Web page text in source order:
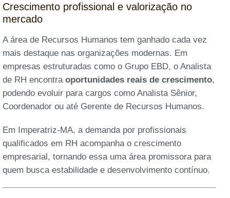
Crescimento profissional e valorização no
mercado
A área de Recursos Humanos tem ganhado cada vez
mais destaque nas organizações modernas. Em
empresas estruturadas como o Grupo EBD, o Analista
de RH encontra oportunidades reais de crescimento,
podendo evoluir para cargos como Analista Sênior,
Coordenador ou até Gerente de Recursos Humanos.
Em Imperatriz-MA, a demanda por profissionais
qualificados em RH acompanha o crescimento
empresarial, tornando essa uma área promissora para
quem busca estabilidade e desenvolvimento contínuo.